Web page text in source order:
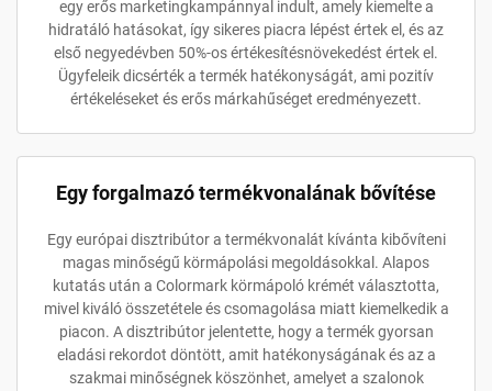
egy erős marketingkampánnyal indult, amely kiemelte a
hidratáló hatásokat, így sikeres piacra lépést értek el, és az
első negyedévben 50%-os értékesítésnövekedést értek el.
Ügyfeleik dicsérték a termék hatékonyságát, ami pozitív
értékeléseket és erős márkahűséget eredményezett.
Egy forgalmazó termékvonalának bővítése
Egy európai disztribútor a termékvonalát kívánta kibővíteni
magas minőségű körmápolási megoldásokkal. Alapos
kutatás után a Colormark körmápoló krémét választotta,
mivel kiváló összetétele és csomagolása miatt kiemelkedik a
piacon. A disztribútor jelentette, hogy a termék gyorsan
eladási rekordot döntött, amit hatékonyságának és az a
szakmai minőségnek köszönhet, amelyet a szalonok